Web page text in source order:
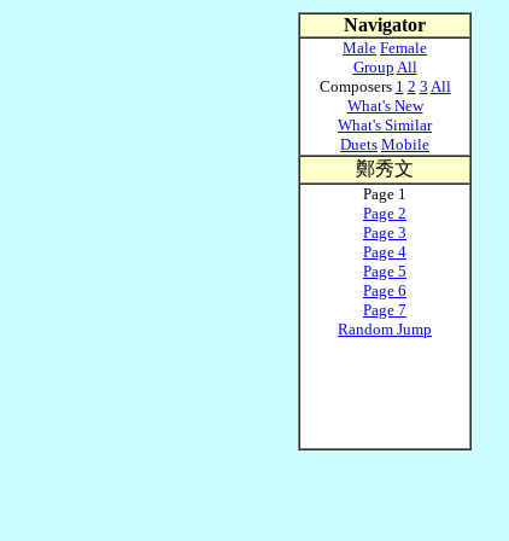
Navigator
Male Female
Group All
Composers 1 2 3 All
What's New
What's Similar
Duets Mobile
鄭秀文
Page 1
Page 2
Page 3
Page 4
Page 5
Page 6
Page 7
Random Jump